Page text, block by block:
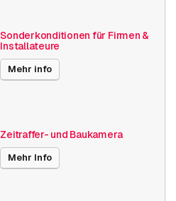
Sonderkonditionen für Firmen &
Installateure
Mehr info
Zeitraffer- und Baukamera
Mehr Info